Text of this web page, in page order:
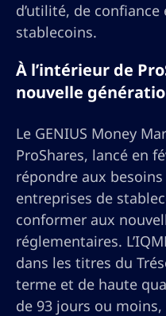
d’utilité, de
stablecoins.
À l’intérieur de
nouvelle
Le GENIUS Money
ProShares, lancé en
répondre aux
entreprises de
conformer aux
réglementaires.
dans les titres du
terme et de haute
de 93 jours ou